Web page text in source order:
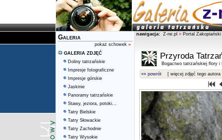
Galeria
pokaż schowek »
GALERIA ZDJĘĆ
Doliny tatrzańskie
Impresje fotograficzne
Impresje górskie
Jaskinie
Panoramy tatrzańskie
Stawy, jeziora, potoki...
Tatry Bielskie
Tatry Słowackie
Tatry Zachodnie
Tatry Wysokie
nawigacja: Z-ne.pl » Portal Zakopiański
Przyroda
Bogactwo tatrzańskiej flory i
«« powrót [ więcej zdjęć tego autora